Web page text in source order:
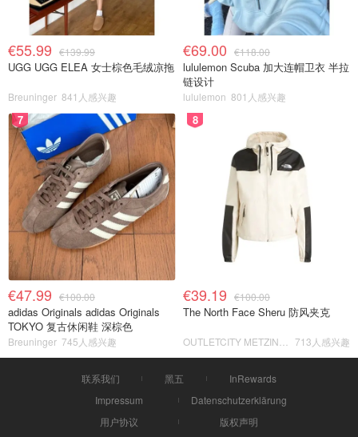
€55.99 €139.99
UGG UGG ELEA 女士棕色毛绒凉拖
Breuninger 841人感兴趣
€69.00 €118.00
lululemon Scuba 加大连帽卫衣 半拉
链设计
lululemon 801人感兴趣
7
€47.99 €100.00
adidas Originals adidas Originals
TOKYO 复古休闲鞋 深棕色
Breuninger 745人感兴趣
8
€39.19 €100.00
The North Face Sheru 防风夹克
713人感兴趣
联系我们 黑五
InRewards
Impressum
Datenschutzerklärung
用户协议
版权声明